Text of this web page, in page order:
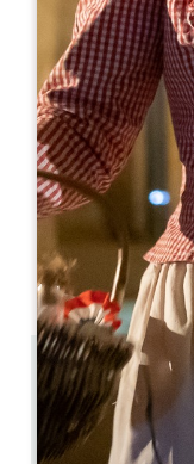
6.9 km
1h
12
GPS-code